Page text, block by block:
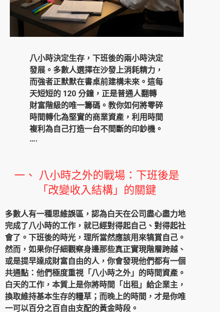
八小時決定生存，下班後的兩小時決定
發展。多數人選擇在沙發上消耗精力，
而強者正默默在書桌前建構未來。這每
天短短的 120 分鐘，正是普通人翻轉
財富階級的唯一籌碼。教你如何將零碎
時間轉化為堅實的商業資產，利用時間
複利為自己打造一台不間斷的印鈔機。
….
一、 八小時之外的戰場：下班後是
「改變收入結構」的關鍵
多數人有一種思維誤區，認為白天在公司盡心盡力地
完成了八小時的工作，就已經對得起自己、對得起社
會了。下班後的時光，理所當然應該用來犒賞自己。
然而，如果你仔細觀察身邊那些真正實現階層跨越、
或是提早達成財富自由的人，你會發現他們都有一個
共通點：他們極度重視「八小時之外」的時間資產。
白天的工作，本質上是你將時間「出租」給企業主，
換取維持基本生存的糧草；而晚上的時間，才是你唯
一可以百分之百自由支配的黃金時段。